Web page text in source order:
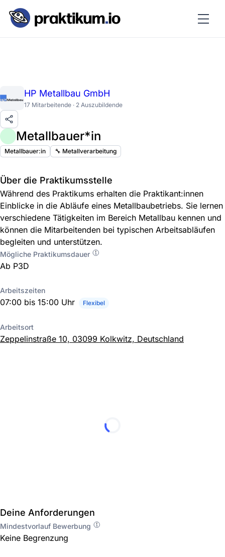
HP Metallbau GmbH
17 Mitarbeitende · 2 Auszubildende
Metallbauer*in
Metallbauer:in 🔧 Metallverarbeitung
Über die Praktikumsstelle
Während des Praktikums erhalten die Praktikant:innen
Einblicke in die Abläufe eines Metallbaubetriebs. Sie lernen
verschiedene Tätigkeiten im Bereich Metallbau kennen und
können die Mitarbeitenden bei typischen Arbeitsabläufen
begleiten und unterstützen.
Mögliche Praktikumsdauer
Ab P3D
Arbeitszeiten
07:00 bis 15:00 Uhr Flexibel
Arbeitsort
Zeppelinstraße 10, 03099 Kolkwitz, Deutschland
Deine Anforderungen
Mindestvorlauf Bewerbung
Keine Begrenzung